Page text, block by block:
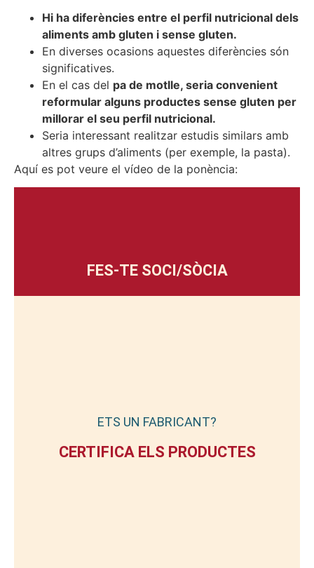
Hi ha diferències entre el perfil nutricional dels
aliments amb gluten i sense gluten.
En diverses ocasions aquestes diferències són
significatives.
En el cas del pa de motlle, seria convenient
reformular alguns productes sense gluten per
millorar el seu perfil nutricional.
Seria interessant realitzar estudis similars amb
altres grups d’aliments (per exemple, la pasta).
Aquí es pot veure el vídeo de la ponència:
FES-TE SOCI/SÒCIA
ETS UN FABRICANT?
CERTIFICA ELS PRODUCTES